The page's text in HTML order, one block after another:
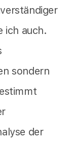
ich auch.
sondern
der